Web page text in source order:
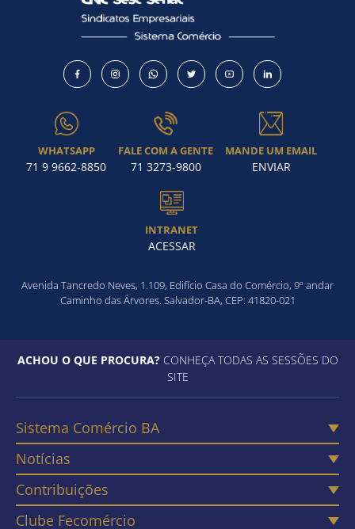
WHATSAPP
71 9 9662-8850
FALE COM A GENTE
71 3273-9800
MANDE UM EMAIL
ENVIAR
INTRANET
ACESSAR
Avenida Tancredo Neves, 1.109, Edifício Casa do Comércio, 9º andar
Caminho das Árvores. Salvador-BA, CEP: 41820-021
ACHOU O QUE PROCURA?CONHEÇA TODAS AS SESSÕES DO
SITE
Sistema Comércio BA
Notícias
Contribuições
Clube Fecomércio